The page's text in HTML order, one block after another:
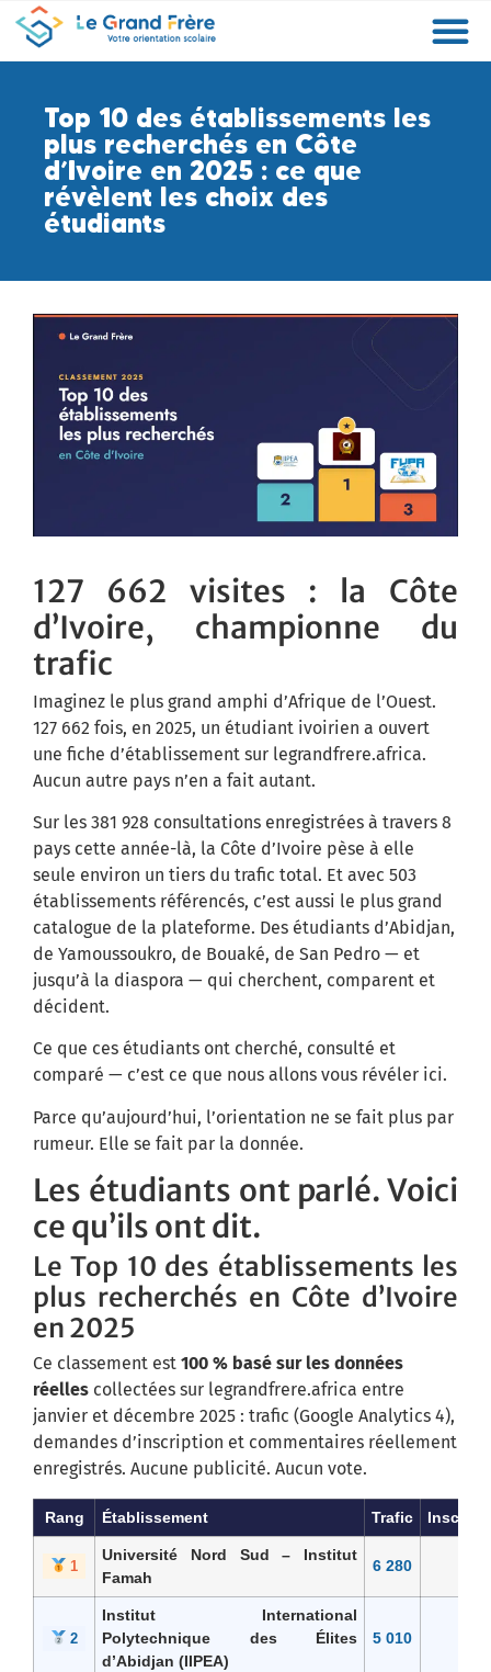
Top 10 des établissements les
plus recherchés en Côte
d’Ivoire en 2025 : ce que
révèlent les choix des
étudiants
127 662 visites : la Côte
d’Ivoire, championne du
trafic
Imaginez le plus grand amphi d’Afrique de l’Ouest.
127 662 fois, en 2025, un étudiant ivoirien a ouvert
une fiche d’établissement sur legrandfrere.africa.
Aucun autre pays n’en a fait autant.
Sur les 381 928 consultations enregistrées à travers 8
pays cette année-là, la Côte d’Ivoire pèse à elle
seule environ un tiers du trafic total. Et avec 503
établissements référencés, c’est aussi le plus grand
catalogue de la plateforme. Des étudiants d’Abidjan,
de Yamoussoukro, de Bouaké, de San Pedro — et
jusqu’à la diaspora — qui cherchent, comparent et
décident.
Ce que ces étudiants ont cherché, consulté et
comparé — c’est ce que nous allons vous révéler ici.
Parce qu’aujourd’hui, l’orientation ne se fait plus par
rumeur. Elle se fait par la donnée.
Les étudiants ont parlé. Voici
ce qu’ils ont dit.
Le Top 10 des établissements les
plus recherchés en Côte d’Ivoire
en 2025
Ce classement est 100 % basé sur les données
réelles collectées sur legrandfrere.africa entre
janvier et décembre 2025 : trafic (Google Analytics 4),
demandes d’inscription et commentaires réellement
enregistrés. Aucune publicité. Aucun vote.
Rang Établissement Trafic
1
Université Nord Sud – Institut
Famah
6 280
2
Institut International
Polytechnique des Élites
d’Abidjan (IIPEA)
5 010